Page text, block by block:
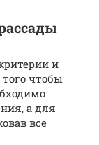
и
чтобы
а для
все